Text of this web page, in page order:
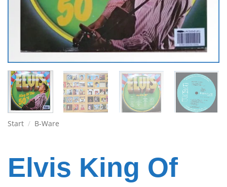
Start / B-Ware
Elvis King Of